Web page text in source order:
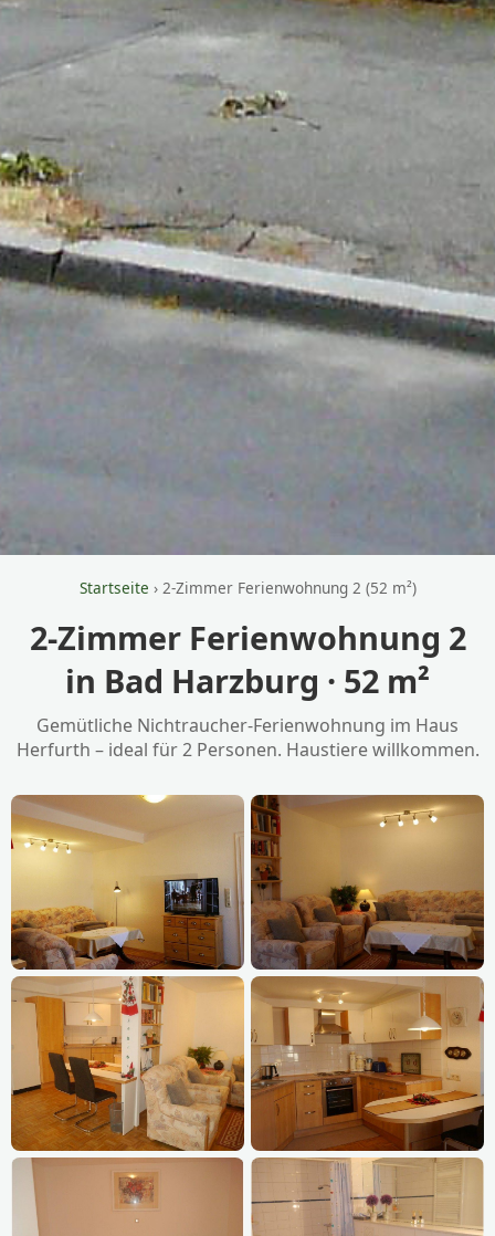
Startseite › 2-Zimmer Ferienwohnung 2 (52 m²)
2-Zimmer Ferienwohnung 2
in Bad Harzburg · 52 m²
Gemütliche Nichtraucher-Ferienwohnung im Haus
Herfurth – ideal für 2 Personen. Haustiere willkommen.